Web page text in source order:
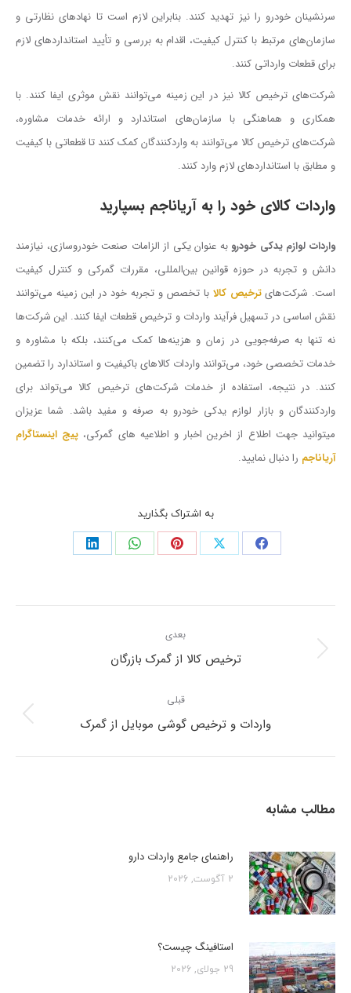
سرنشینان خودرو را نیز تهدید کنند. بنابراین لازم است تا نهادهای نظارتی و
سازمان‌های مرتبط با کنترل کیفیت، اقدام به بررسی و تأیید استانداردهای لازم
برای قطعات وارداتی کنند.
شرکت‌های ترخیص کالا نیز در این زمینه می‌توانند نقش موثری ایفا کنند. با
همکاری و هماهنگی با سازمان‌های استاندارد و ارائه خدمات مشاوره،
شرکت‌های ترخیص کالا می‌توانند به واردکنندگان کمک کنند تا قطعاتی با کیفیت
و مطابق با استانداردهای لازم وارد کنند.
واردات کالای خود را به آریاناجم بسپارید
واردات لوازم یدکی خودرو به عنوان یکی از الزامات صنعت خودروسازی، نیازمند
دانش و تجربه در حوزه قوانین بین‌المللی، مقررات گمرکی و کنترل کیفیت
است. شرکت‌هایترخیص کالا با تخصص و تجربه خود در این زمینه می‌توانند
نقش اساسی در تسهیل فرآیند واردات و ترخیص قطعات ایفا کنند. این شرکت‌ها
نه تنها به صرفه‌جویی در زمان و هزینه‌ها کمک می‌کنند، بلکه با مشاوره و
خدمات تخصصی خود، می‌توانند واردات کالاهای باکیفیت و استاندارد را تضمین
کنند. در نتیجه، استفاده از خدمات شرکت‌های ترخیص کالا می‌تواند برای
واردکنندگان و بازار لوازم یدکی خودرو به صرفه و مفید باشد. شما عزیزان
میتوانید جهت اطلاع از اخرین اخبار و اطلاعیه های گمرکی، پیج اینستاگرام
آریاناجم را دنبال نمایید.
به اشتراک بگذارید
قبلی
واردات و ترخیص گوشی موبایل از گمرک
بعدی
ترخیص کالا از گمرک بازرگان
مطالب مشابه
راهنمای جامع واردات دارو
2 آگوست, 2026
استافینگ چیست؟
29 جولای, 2026